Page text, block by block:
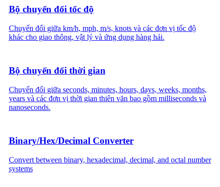
Bộ chuyển đổi tốc độ
Chuyển đổi giữa km/h, mph, m/s, knots và các đơn vị tốc độ
khác cho giao thông, vật lý và ứng dụng hàng hải.
Bộ chuyển đổi thời gian
Chuyển đổi giữa seconds, minutes, hours, days, weeks, months,
years và các đơn vị thời gian thiên văn bao gồm milliseconds và
nanoseconds.
Binary/Hex/Decimal Converter
Convert between binary, hexadecimal, decimal, and octal number
systems